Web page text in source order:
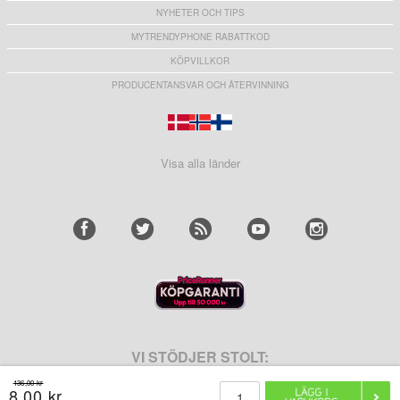
136,00 kr
NYHETER OCH TIPS
MYTRENDYPHONE RABATTKOD
KÖPVILLKOR
PRODUCENTANSVAR OCH ÅTERVINNING
Visa alla länder
VI STÖDJER STOLT: